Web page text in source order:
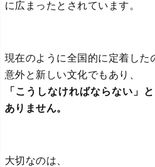
に広まったとされています。
現在のように全国的に定着した
意外と新しい文化でもあり、
「こうしなければならない」
ありません。
大切なのは、